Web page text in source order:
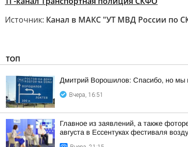
Источник: Канал в МАКС "УТ МВД России по
ТОП
Дмитрий Ворошилов: Спасибо, но мы
Вчера, 16:51
Главное из заявлений, а также
августа в Ессентуках фестиваля